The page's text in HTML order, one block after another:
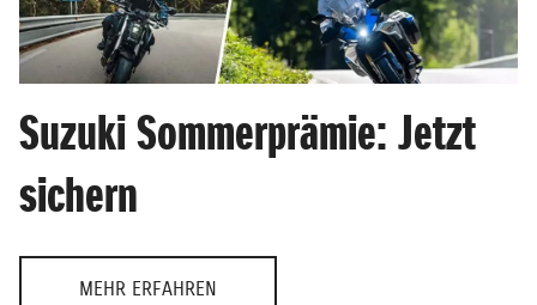
Suzuki Sommerprämie: Jetzt
sichern
MEHR ERFAHREN